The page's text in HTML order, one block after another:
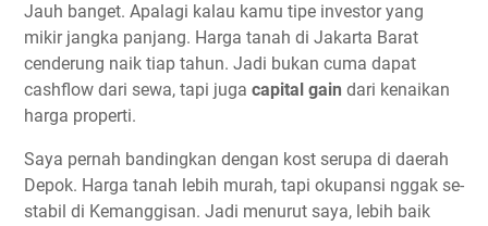
Jauh banget. Apalagi kalau kamu tipe investor yang
mikir jangka panjang. Harga tanah di Jakarta Barat
cenderung naik tiap tahun. Jadi bukan cuma dapat
cashflow dari sewa, tapi juga capital gain dari kenaikan
harga properti.
Saya pernah bandingkan dengan kost serupa di daerah
Depok. Harga tanah lebih murah, tapi okupansi nggak se-
stabil di Kemanggisan. Jadi menurut saya, lebih baik